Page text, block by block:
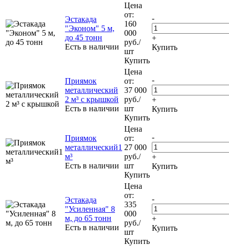
Эстакада
"Эконом" 5 м,
до 45 тонн
Есть в наличии
Цена
от:
160
000
руб./
шт
Купить
-
+
Купить
Приямок
металлический
2 м³ с крышкой
Есть в наличии
Цена
от:
37 000
руб./
шт
Купить
-
+
Купить
Приямок
металлический1
м³
Есть в наличии
Цена
от:
27 000
руб./
шт
Купить
-
+
Купить
Эстакада
"Усиленная" 8
м, до 65 тонн
Есть в наличии
Цена
от:
335
000
руб./
шт
Купить
-
+
Купить